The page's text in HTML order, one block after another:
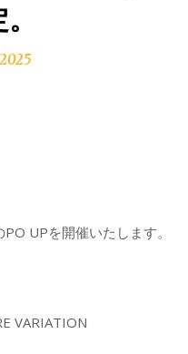
UPを開催いたします。
VARIATION